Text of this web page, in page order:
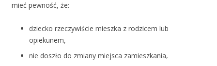
mieć pewność, że:
dziecko rzeczywiście mieszka z rodzicem lub
opiekunem,
nie doszło do zmiany miejsca zamieszkania,